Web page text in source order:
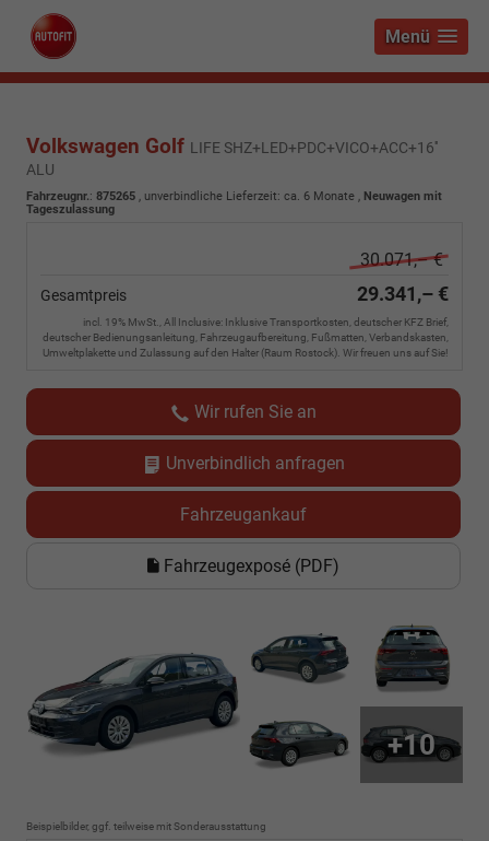
Menü
Volkswagen Golf LIFE SHZ+LED+PDC+VICO+ACC+16''
ALU
Fahrzeugnr.: 875265 , unverbindliche Lieferzeit: ca. 6 Monate , Neuwagen mit
Tageszulassung
30.071,– €
Gesamtpreis 29.341,– €
incl. 19% MwSt., All Inclusive: Inklusive Transportkosten, deutscher KFZ Brief,
deutscher Bedienungsanleitung, Fahrzeugaufbereitung, Fußmatten, Verbandskasten,
Umweltplakette und Zulassung auf den Halter (Raum Rostock). Wir freuen uns auf Sie!
Wir rufen Sie an
Unverbindlich anfragen
Fahrzeugankauf
Fahrzeugexposé (PDF)
+10
Beispielbilder, ggf. teilweise mit Sonderausstattung